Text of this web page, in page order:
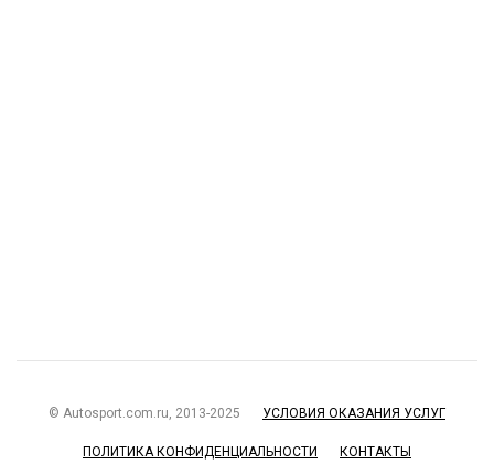
© Autosport.com.ru, 2013-2025 УСЛОВИЯ ОКАЗАНИЯ УСЛУГ
ПОЛИТИКА КОНФИДЕНЦИАЛЬНОСТИ КОНТАКТЫ